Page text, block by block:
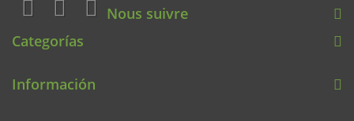
Nous suivre
Categorías
Información